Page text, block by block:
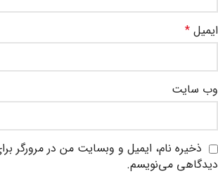
ایمیل *
وب‌ سایت
ذخیره نام، ایمیل و وبسایت من در مرورگر
دیدگاهی می‌نویسم.